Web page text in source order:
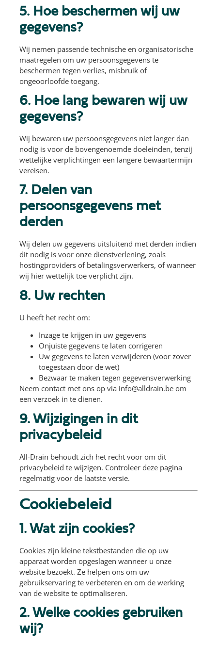
5. Hoe beschermen wij uw
gegevens?
Wij nemen passende technische en organisatorische
maatregelen om uw persoonsgegevens te
beschermen tegen verlies, misbruik of
ongeoorloofde toegang.
6. Hoe lang bewaren wij uw
gegevens?
Wij bewaren uw persoonsgegevens niet langer dan
nodig is voor de bovengenoemde doeleinden, tenzij
wettelijke verplichtingen een langere bewaartermijn
vereisen.
7. Delen van
persoonsgegevens met
derden
Wij delen uw gegevens uitsluitend met derden indien
dit nodig is voor onze dienstverlening, zoals
hostingproviders of betalingsverwerkers, of wanneer
wij hier wettelijk toe verplicht zijn.
8. Uw rechten
U heeft het recht om:
Inzage te krijgen in uw gegevens
Onjuiste gegevens te laten corrigeren
Uw gegevens te laten verwijderen (voor zover
toegestaan door de wet)
Bezwaar te maken tegen gegevensverwerking
Neem contact met ons op via info@alldrain.be om
een verzoek in te dienen.
9. Wijzigingen in dit
privacybeleid
All-Drain behoudt zich het recht voor om dit
privacybeleid te wijzigen. Controleer deze pagina
regelmatig voor de laatste versie.
Cookiebeleid
1. Wat zijn cookies?
Cookies zijn kleine tekstbestanden die op uw
apparaat worden opgeslagen wanneer u onze
website bezoekt. Ze helpen ons om uw
gebruikservaring te verbeteren en om de werking
van de website te optimaliseren.
2. Welke cookies gebruiken
wij?